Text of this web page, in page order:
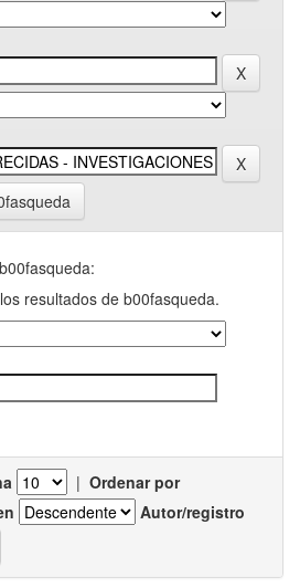
resultados de b00fasqueda.
| Ordenar por
Autor/registro